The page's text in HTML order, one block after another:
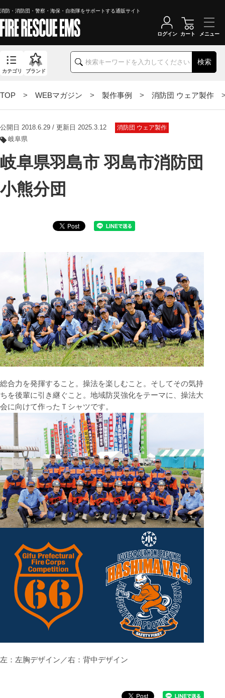
消防・消防団・警察・海保・自衛隊をサポートする通販サイト
検索
カテゴリ ブランド
ログイン カート
TOP > WEBマガジン > 製作事例 > 消防団 ウェア製作 >
公開日 2018.6.29 / 更新日 2025.3.12 消防団 ウェア製作
岐阜県
岐阜県羽島市 羽島市消防団
小熊分団
総合力を発揮すること。操法を楽しむこと。そしてその気持
ちを後輩に引き継ぐこと。地域防災強化をテーマに、操法大
会に向けて作ったＴシャツです。
左：左胸デザイン／右：背中デザイン